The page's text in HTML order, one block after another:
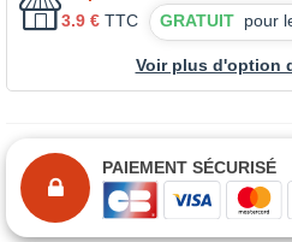
3.9 € TTC GRATUIT pour
Voir plus d'option
PAIEMENT SÉCURISÉ